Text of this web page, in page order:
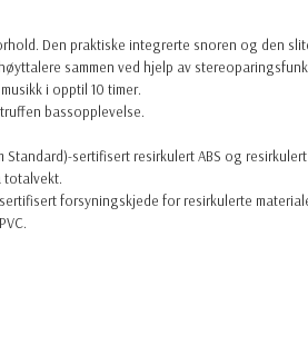
Den praktiske integrerte snoren og den
sammen ved hjelp av
i opptil 10 timer.
bassopplevelse.
Standard)-sertifisert resirkulert ABS og resirkulert
totalvekt.
forsyningskjede for resirkulerte